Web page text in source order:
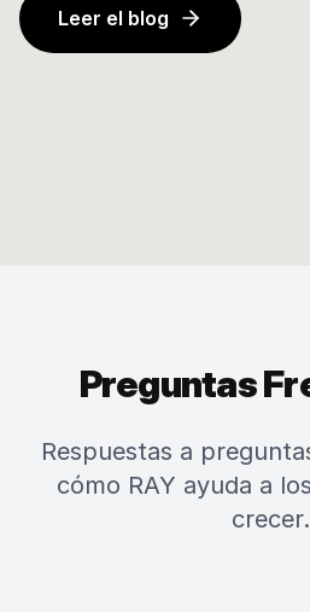
Leer el blog
Preguntas
Respuestas a
cómo RAY ayuda a
crecer.